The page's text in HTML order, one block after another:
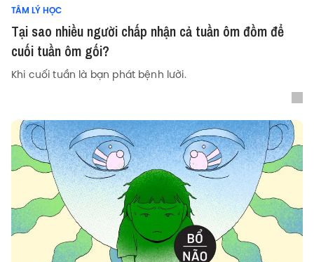
TÂM LÝ HỌC
Tại sao nhiều người chấp nhận cả tuần ôm đồm để
cuối tuần ôm gối?
Khi cuối tuần là bạn phát bệnh lười.